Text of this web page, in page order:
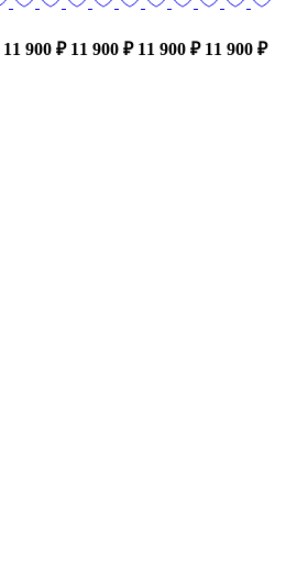
11 900 ₽ 11 900 ₽ 11 900 ₽ 11 900 ₽